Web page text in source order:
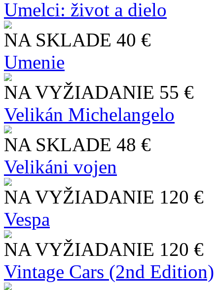
Umelci: život a dielo
NA SKLADE 40 €
Umenie
NA VYŽIADANIE 55 €
Velikán Michelangelo
NA SKLADE 48 €
Velikáni vojen
NA VYŽIADANIE 120 €
Vespa
NA VYŽIADANIE 120 €
Vintage Cars (2nd Edition)